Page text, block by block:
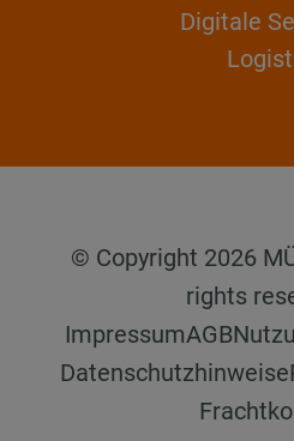
Digitale
© Copyright 2026
rights
ImpressumAGB
Datenschutzhinweise